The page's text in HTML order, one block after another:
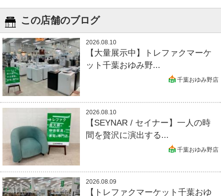
この店舗のブログ
2026.08.10
【大量展示中】トレファクマーケ
ット千葉おゆみ野...
千葉おゆみ野店
2026.08.10
【SEYNAR / セイナー】一人の時
間を贅沢に演出する...
千葉おゆみ野店
2026.08.09
【トレファクマーケット千葉おゆ